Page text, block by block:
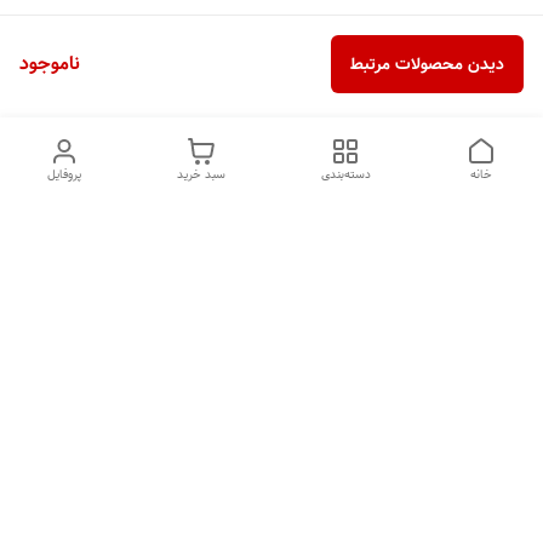
ناموجود دیدن محصولات مرتبط
پروفایل سبد خرید دسته‌بندی خانه